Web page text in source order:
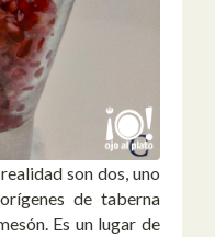
son dos, uno
de taberna
Es un lugar de